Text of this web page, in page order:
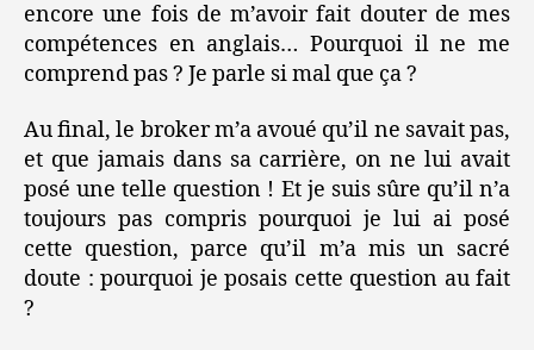
encore une fois de m’avoir fait douter de mes
compétences en anglais… Pourquoi il ne me
comprend pas ? Je parle si mal que ça ?
Au final, le broker m’a avoué qu’il ne savait pas,
et que jamais dans sa carrière, on ne lui avait
posé une telle question ! Et je suis sûre qu’il n’a
toujours pas compris pourquoi je lui ai posé
cette question, parce qu’il m’a mis un sacré
doute : pourquoi je posais cette question au fait
?